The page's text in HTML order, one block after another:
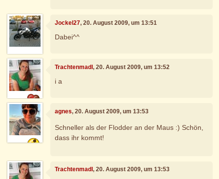
Jockel27, 20. August 2009, um 13:51
Dabei^^
Trachtenmadl, 20. August 2009, um 13:52
i a
agnes, 20. August 2009, um 13:53
Schneller als der Flodder an der Maus :) Schön,
dass ihr kommt!
Trachtenmadl, 20. August 2009, um 13:53